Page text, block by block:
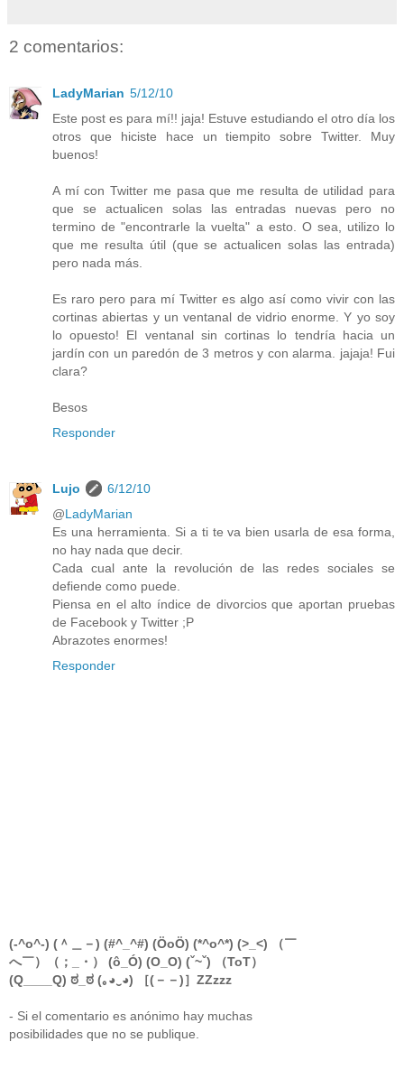
2 comentarios:
LadyMarian 5/12/10
Este post es para mí!! jaja! Estuve estudiando el otro día los
otros que hiciste hace un tiempito sobre Twitter. Muy
buenos!
A mí con Twitter me pasa que me resulta de utilidad para
que se actualicen solas las entradas nuevas pero no
termino de "encontrarle la vuelta" a esto. O sea, utilizo lo
que me resulta útil (que se actualicen solas las entrada)
pero nada más.
Es raro pero para mí Twitter es algo así como vivir con las
cortinas abiertas y un ventanal de vidrio enorme. Y yo soy
lo opuesto! El ventanal sin cortinas lo tendría hacia un
jardín con un paredón de 3 metros y con alarma. jajaja! Fui
clara?
Besos
Responder
Lujo
6/12/10
@LadyMarian
Es una herramienta. Si a ti te va bien usarla de esa forma,
no hay nada que decir.
Cada cual ante la revolución de las redes sociales se
defiende como puede.
Piensa en el alto índice de divorcios que aportan pruebas
de Facebook y Twitter ;P
Abrazotes enormes!
Responder
(-^o^-) (＾＿－) (#^_^#) (ÖoÖ) (*^o^*) (>_<) （￣
へ￣）（；_・） (ô_Ó) (O_O) (ˇ~ˇ) （ToT）
(Q____Q) ಠ_ಠ (｡◕‿◕) ［(－－)］ZZzzz
- Si el comentario es anónimo hay muchas
posibilidades que no se publique.